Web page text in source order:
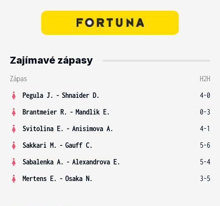
Zajímavé zápasy
Zápas
H2H
Pegula J. - Shnaider D.
4-0
Brantmeier R. - Mandlik E.
0-3
Svitolina E. - Anisimova A.
4-1
Sakkari M. - Gauff C.
5-6
Sabalenka A. - Alexandrova E.
5-4
Mertens E. - Osaka N. 3-5